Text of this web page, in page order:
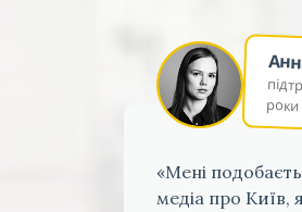
роки
«Мені
медіа про Київ,